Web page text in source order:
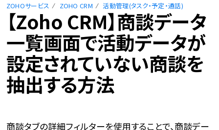
ZOHOサービス ZOHO CRM 活動管理(タスク・予定・通話)
【Zoho CRM】商談データ
一覧画面で活動データが
設定されていない商談を
抽出する方法
商談タブの詳細フィルターを使用することで、商談デー